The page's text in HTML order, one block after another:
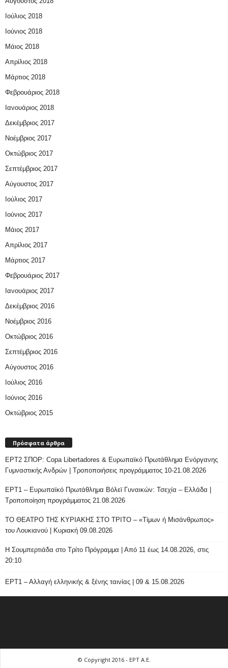
Ιούλιος 2018
Ιούνιος 2018
Μάιος 2018
Απρίλιος 2018
Μάρτιος 2018
Φεβρουάριος 2018
Ιανουάριος 2018
Δεκέμβριος 2017
Νοέμβριος 2017
Οκτώβριος 2017
Σεπτέμβριος 2017
Αύγουστος 2017
Ιούλιος 2017
Ιούνιος 2017
Μάιος 2017
Απρίλιος 2017
Μάρτιος 2017
Φεβρουάριος 2017
Ιανουάριος 2017
Δεκέμβριος 2016
Νοέμβριος 2016
Οκτώβριος 2016
Σεπτέμβριος 2016
Αύγουστος 2016
Ιούλιος 2016
Ιούνιος 2016
Οκτώβριος 2015
Πρόσφατα άρθρα
ΕΡΤ2 ΣΠΟΡ: Copa Libertadores & Ευρωπαϊκό Πρωτάθλημα Ενόργανης
Γυμναστικής Ανδρών | Τροποποιήσεις προγράμματος 10-21.08.2026
ΕΡΤ1 – Ευρωπαϊκό Πρωτάθλημα Βόλεϊ Γυναικών: Τσεχία – Ελλάδα |
Τροποποίηση προγράμματος 21.08.2026
ΤΟ ΘΕΑΤΡΟ ΤΗΣ ΚΥΡΙΑΚΗΣ ΣΤΟ ΤΡΙΤΟ – «Τίμων ή Μισάνθρωπος»
του Λουκιανού | Κυριακή 09.08.2026
H Σουμπερτιάδα στο Τρίτο Πρόγραμμα | Από 11 έως 14.08.2026, στις
20:10
ΕΡΤ1 – Αλλαγή ελληνικής & ξένης ταινίας | 09 & 15.08.2026
© Copyright 2016 - ΕΡΤ Α.Ε.